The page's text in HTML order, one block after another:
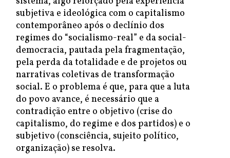
subjetiva e ideológica com o capitalismo
contemporâneo após o declínio dos
regimes do “socialismo-real” e da social-
democracia, pautada pela fragmentação,
pela perda da totalidade e de projetos ou
narrativas coletivas de transformação
social. E o problema é que, para que a luta
do povo avance, é necessário que a
contradição entre o objetivo (crise do
capitalismo, do regime e dos partidos) e o
subjetivo (consciência, sujeito político,
organização) se resolva.